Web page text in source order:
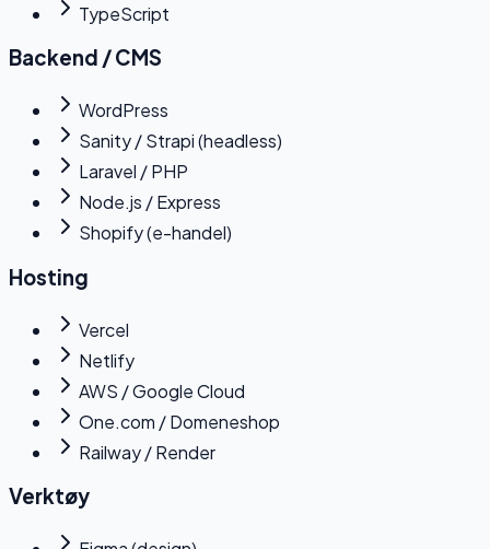
TypeScript
Backend / CMS
WordPress
Sanity / Strapi (headless)
Laravel / PHP
Node.js / Express
Shopify (e-handel)
Hosting
Vercel
Netlify
AWS / Google Cloud
One.com / Domeneshop
Railway / Render
Verktøy